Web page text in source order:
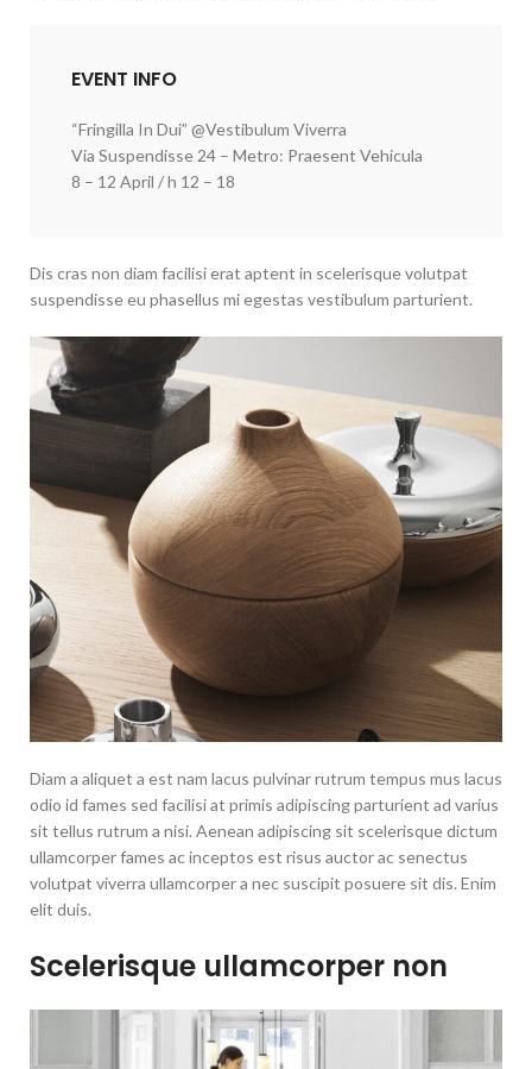
EVENT INFO
“Fringilla In Dui” @Vestibulum Viverra
Via Suspendisse 24 – Metro: Praesent Vehicula
8 – 12 April / h 12 – 18
Dis cras non diam facilisi erat aptent in scelerisque volutpat
suspendisse eu phasellus mi egestas vestibulum parturient.
Diam a aliquet a est nam lacus pulvinar rutrum tempus mus lacus
odio id fames sed facilisi at primis adipiscing parturient ad varius
sit tellus rutrum a nisi. Aenean adipiscing sit scelerisque dictum
ullamcorper fames ac inceptos est risus auctor ac senectus
volutpat viverra ullamcorper a nec suscipit posuere sit dis. Enim
elit duis.
Scelerisque ullamcorper non